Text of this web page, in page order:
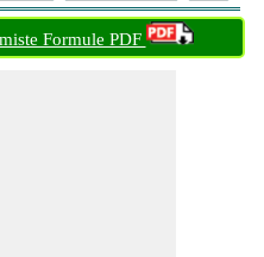
Formule PDF